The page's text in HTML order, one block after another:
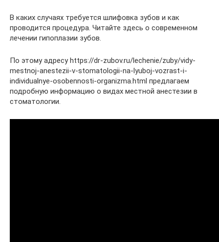
В каких случаях требуется шлифовка зубов и как
проводится процедура. Читайте здесь о современном
лечении гипоплазии зубов.
По этому адресу https://dr-zubov.ru/lechenie/zuby/vidy-
mestnoj-anestezii-v-stomatologii-na-lyuboj-vozrast-i-
individualnye-osobennosti-organizma.html предлагаем
подробную информацию о видах местной анестезии в
стоматологии.